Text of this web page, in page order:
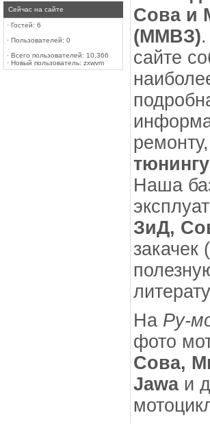
Сейчас на сайте
· Гостей: 6
· Пользователей: 0
· Всего пользователей: 10,366
· Новый пользователь: zxwvm
Сова и
(ММВЗ)
сайте
тюнингу
Наша
ЗиД,
закачек (
На Ру-
фото
Сова,
Jawaи